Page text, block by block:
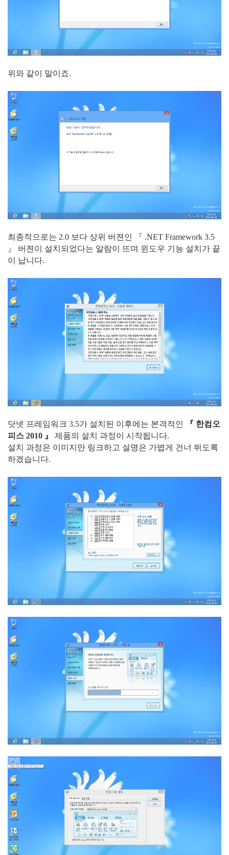
위와 같이 말이죠.
최종적으로는 2.0 보다 상위 버젼인 『 .NET Framework 3.5
』 버젼이 설치되었다는 알람이 뜨며 윈도우 기능 설치가 끝
이 납니다.
닷넷 프레임워크 3.5가 설치된 이후에는 본격적인
『 한컴오
피스 2010 』
제품의 설치 과정이 시작됩니다.
설치 과정은 이미지만 링크하고 설명은 가볍게 건너 뛰도록
하겠습니다.